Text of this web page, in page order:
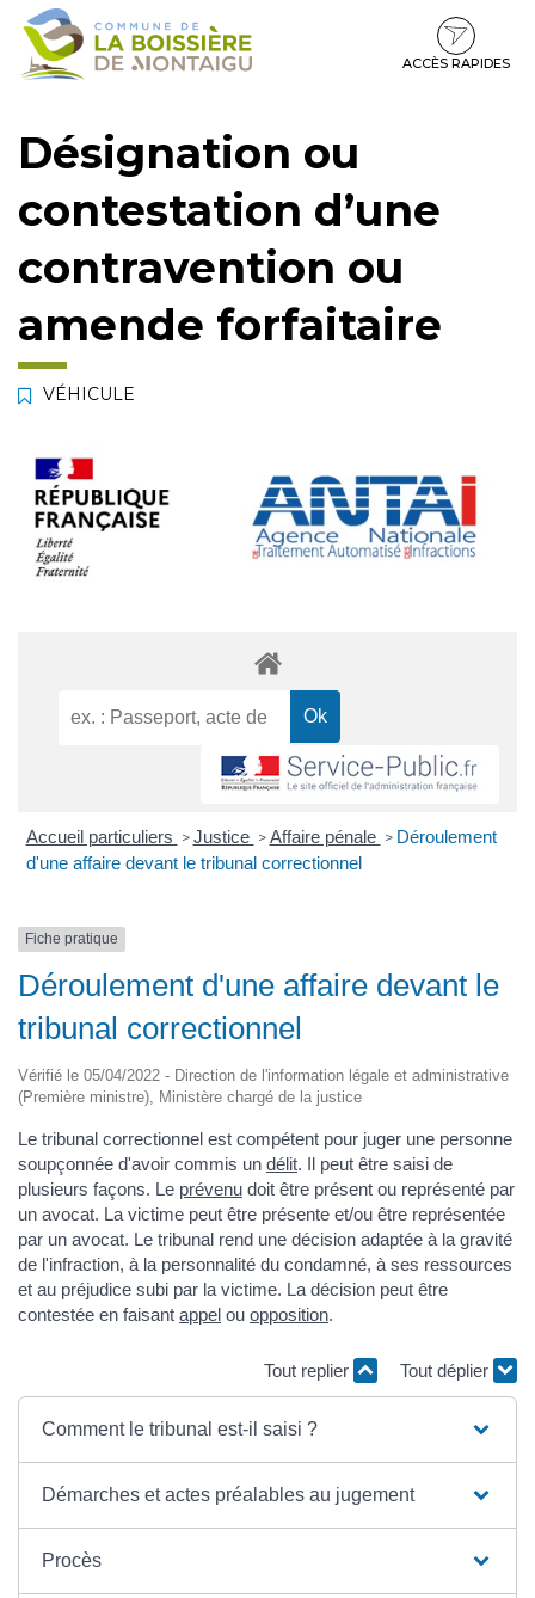
Gestion des traceurs
Aller
Aller
contenu
Aller
pied
ACCÈS RAPIDES
Désignation ou
contestation d’une
contravention ou
amende forfaitaire
VÉHICULE
Accueil particuliers > Justice > Affaire pénale > Déroulement
d'une affaire devant le tribunal correctionnel
Fiche pratique
Déroulement d'une affaire devant le
tribunal correctionnel
Vérifié le 05/04/2022 - Direction de l'information légale et administrative
(Première ministre), Ministère chargé de la justice
Le tribunal correctionnel est compétent pour juger une personne
soupçonnée d'avoir commis un délit. Il peut être saisi de
plusieurs façons. Le prévenu doit être présent ou représenté par
un avocat. La victime peut être présente et/ou être représentée
par un avocat. Le tribunal rend une décision adaptée à la gravité
de l'infraction, à la personnalité du condamné, à ses ressources
et au préjudice subi par la victime. La décision peut être
contestée en faisant appel ou opposition.
Tout replier Tout déplier
Comment le tribunal est-il saisi ?
Démarches et actes préalables au jugement
Procès